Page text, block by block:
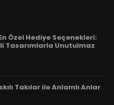
Özel Hediye Seçenekleri:
Tasarımlarla Unutulmaz
Takılar ile Anlamlı Anlar